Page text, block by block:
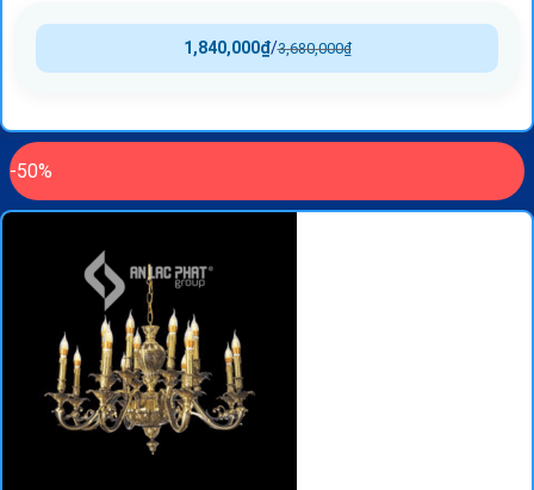
3,680,000₫
/
1,840,000₫
-50%